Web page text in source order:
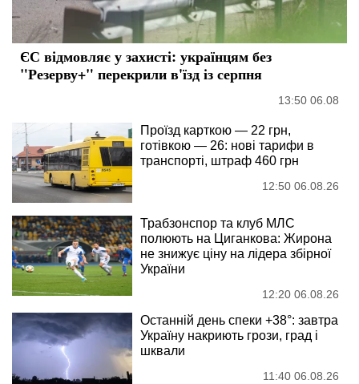
ЄС відмовляє у захисті: українцям без
"Резерву+" перекрили в'їзд із серпня
13:50 06.08
Проїзд карткою — 22 грн,
готівкою — 26: нові тарифи в
транспорті, штраф 460 грн
12:50 06.08.26
Трабзонспор та клуб МЛС
полюють на Циганкова: Жирона
не знижує ціну на лідера збірної
України
12:20 06.08.26
Останній день спеки +38°: завтра
Україну накриють грози, град і
шквали
11:40 06.08.26